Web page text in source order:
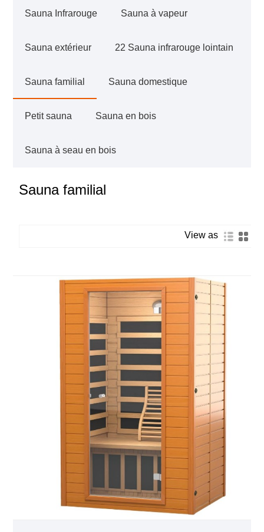
Sauna Infrarouge Sauna à vapeur
Sauna extérieur 22 Sauna infrarouge lointain
Sauna familial Sauna domestique
Petit sauna Sauna en bois
Sauna à seau en bois
Sauna familial
View as